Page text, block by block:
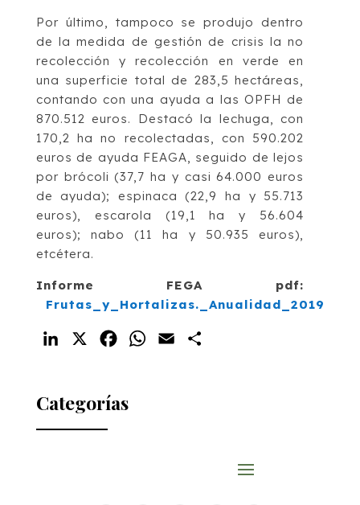
Por último, tampoco se produjo dentro
de la medida de gestión de crisis la no
recolección y recolección en verde en
una superficie total de 283,5 hectáreas,
contando con una ayuda a las OPFH de
870.512 euros. Destacó la lechuga, con
170,2 ha no recolectadas, con 590.202
euros de ayuda FEAGA, seguido de lejos
por brócoli (37,7 ha y casi 64.000 euros
de ayuda); espinaca (22,9 ha y 55.713
euros), escarola (19,1 ha y 56.604
euros); nabo (11 ha y 50.935 euros),
etcétera.
Informe FEGA pdf:
Frutas_y_Hortalizas._Anualidad_2019
LinkedIn FacebookWhatsApp
Email
Categorías